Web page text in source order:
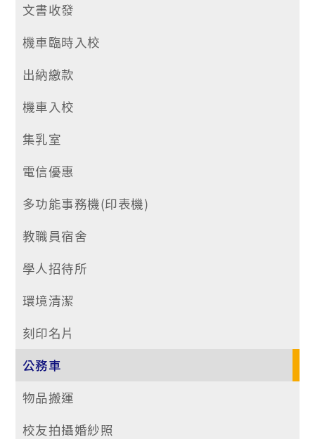
文書收發
​機車臨時入校
出納繳款
機車入校
集乳室
電信優惠
多功能事務機(印表機)
教職員宿舍
學人招待所
環境清潔
刻印名片
公務車
物品搬運
校友拍攝婚紗照